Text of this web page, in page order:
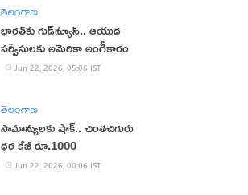
తెలంగాణ
భారత్‌కు గుడ్‌న్యూస్‌.. ఆయుధ
సర్వీసులకు అమెరికా అంగీకారం
Jun 22, 2026, 05:06 IST
తెలంగాణ
సామాన్యులకు షాక్.. చింతచిగురు
ధర కేజీ రూ.1000
Jun 22, 2026, 00:06 IST